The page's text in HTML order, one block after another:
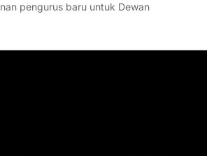
pengurus baru untuk Dewan